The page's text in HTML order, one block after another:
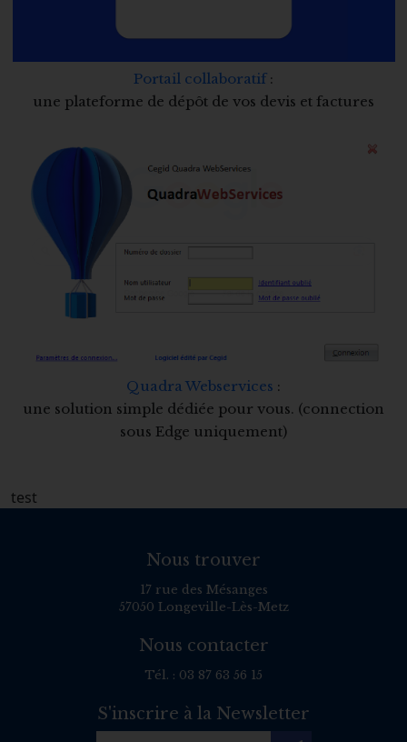
Portail collaboratif:
une plateforme de dépôt de vos devis et factures
Quadra Webservices :
une solution simple dédiée pour vous. (connection
sous Edge uniquement)
test
Nous trouver
17 rue des Mésanges
57050 Longeville-Lès-Metz
Nous contacter
Tél. : 03 87 63 56 15
S'inscrire à la Newsletter